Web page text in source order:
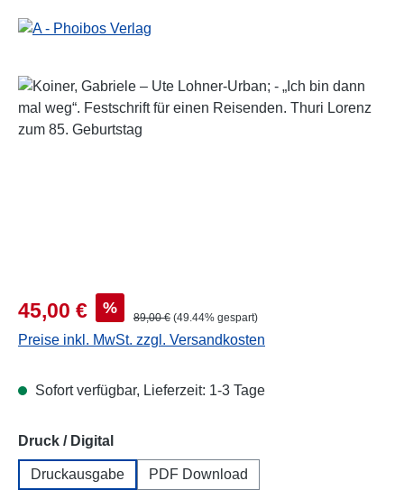
Bildergalerie überspringen
Verkaufspreis:
45,00 € % Regulärer Preis:
89,00 € (49.44% gespart)
Preise inkl. MwSt. zzgl. Versandkosten
Sofort verfügbar, Lieferzeit: 1-3 Tage
Druck / Digitalauswählen
Druckausgabe PDF Download